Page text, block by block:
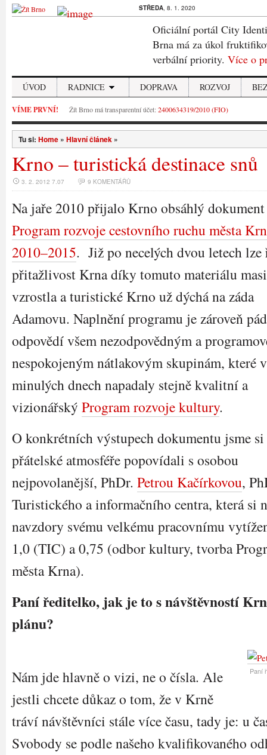
STŘEDA, 8. 1. 2020
Oficiální portál City
Brna má za úkol
verbální priority. Více o
ÚVOD RADNICE DOPRAVA ROZVOJ
VÍME PRVNÍ! Žít Brno má transparentní účet:2400634319/2010 (FIO)
Tu si: Home » Hlavní článek »
Krno – turistická destinace snů
3. 2. 2012 7.07 9 KOMENTÁŘŮ
Na jaře 2010 přijalo Krno obsáhlý dokument
Program rozvoje cestovního ruchu města
2010–2015. Již po necelých dvou letech lze
přitažlivost Krna díky tomuto materiálu
vzrostla a turistické Krno už dýchá na záda
Adamovu. Naplnění programu je zároveň
odpovědí všem nezodpovědným a
nespokojeným nátlakovým skupinám, které v
minulých dnech napadaly stejně kvalitní a
vizionářský Program rozvoje kultury.
O konkrétních výstupech dokumentu jsme
přátelské atmosféře popovídali s osobou
nejpovolanější, PhDr. Petrou Kačírkovou,
Turistického a informačního centra, která si
navzdory svému velkému pracovnímu
1,0 (TIC) a 0,75 (odbor kultury, tvorba
města Krna).
Paní ředitelko, jak je to s návštěvností
plánu?
Paní
Nám jde hlavně o vizi, ne o čísla. Ale
jestli chcete důkaz o tom, že v Krně
tráví návštěvníci stále více času, tady je: u
Svobody se podle našeho kvalifikovaného